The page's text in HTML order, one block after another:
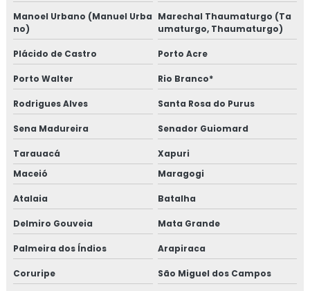
Manoel Urbano (Manuel Urba
no)
Marechal Thaumaturgo (Ta
umaturgo, Thaumaturgo)
Plácido de Castro Porto Acre
Porto Walter Rio Branco*
Rodrigues Alves Santa Rosa do Purus
Sena Madureira Senador Guiomard
Tarauacá
Xapuri
Maceió
Maragogi
Atalaia Batalha
Delmiro Gouveia Mata Grande
Palmeira dos Índios Arapiraca
Coruripe São Miguel dos Campos